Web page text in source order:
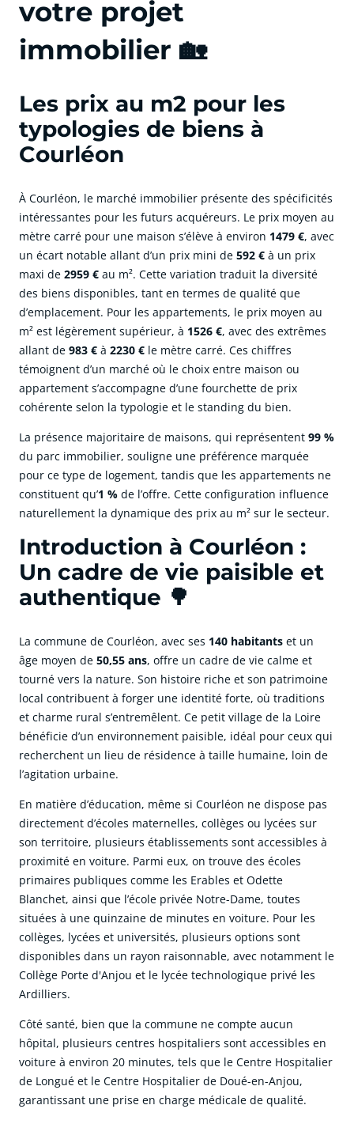
votre projet
immobilier 🏡
Les prix au m2 pour les
typologies de biens à
Courléon
À Courléon, le marché immobilier présente des spécificités
intéressantes pour les futurs acquéreurs. Le prix moyen au
mètre carré pour une maison s’élève à environ 1479 €, avec
un écart notable allant d’un prix mini de 592 € à un prix
maxi de 2959 € au m². Cette variation traduit la diversité
des biens disponibles, tant en termes de qualité que
d’emplacement. Pour les appartements, le prix moyen au
m² est légèrement supérieur, à 1526 €, avec des extrêmes
allant de 983 € à 2230 € le mètre carré. Ces chiffres
témoignent d’un marché où le choix entre maison ou
appartement s’accompagne d’une fourchette de prix
cohérente selon la typologie et le standing du bien.
La présence majoritaire de maisons, qui représentent 99 %
du parc immobilier, souligne une préférence marquée
pour ce type de logement, tandis que les appartements ne
constituent qu’1 % de l’offre. Cette configuration influence
naturellement la dynamique des prix au m² sur le secteur.
Introduction à Courléon :
Un cadre de vie paisible et
authentique 🌳
La commune de Courléon, avec ses 140 habitants et un
âge moyen de 50,55 ans, offre un cadre de vie calme et
tourné vers la nature. Son histoire riche et son patrimoine
local contribuent à forger une identité forte, où traditions
et charme rural s’entremêlent. Ce petit village de la Loire
bénéficie d’un environnement paisible, idéal pour ceux qui
recherchent un lieu de résidence à taille humaine, loin de
l’agitation urbaine.
En matière d’éducation, même si Courléon ne dispose pas
directement d’écoles maternelles, collèges ou lycées sur
son territoire, plusieurs établissements sont accessibles à
proximité en voiture. Parmi eux, on trouve des écoles
primaires publiques comme les Erables et Odette
Blanchet, ainsi que l’école privée Notre-Dame, toutes
situées à une quinzaine de minutes en voiture. Pour les
collèges, lycées et universités, plusieurs options sont
disponibles dans un rayon raisonnable, avec notamment le
Collège Porte d'Anjou et le lycée technologique privé les
Ardilliers.
Côté santé, bien que la commune ne compte aucun
hôpital, plusieurs centres hospitaliers sont accessibles en
voiture à environ 20 minutes, tels que le Centre Hospitalier
de Longué et le Centre Hospitalier de Doué-en-Anjou,
garantissant une prise en charge médicale de qualité.